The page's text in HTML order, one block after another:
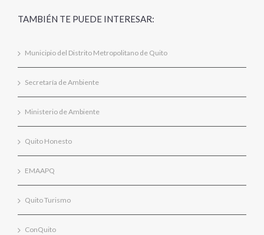
TAMBIÉN TE PUEDE INTERESAR:
Municipio del Distrito Metropolitano de Quito
Secretaría de Ambiente
Ministerio de Ambiente
Quito Honesto
EMAAPQ
Quito Turismo
ConQuito